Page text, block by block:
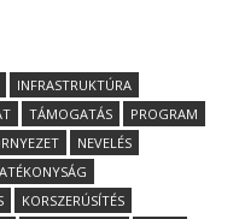
INFRASTRUKTÚRA
TÁMOGATÁS
PROGRAM
NEVELÉS
KORSZERÚSÍTÉS